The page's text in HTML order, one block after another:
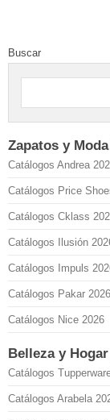
Buscar
Zapatos y
Catálogos Andrea
Catálogos Price
Catálogos Cklass
Catálogos Ilusión
Catálogos Impuls
Catálogos Pakar 2026
Catálogos Nice 2026
Belleza y
Catálogos
Catálogos Arabela